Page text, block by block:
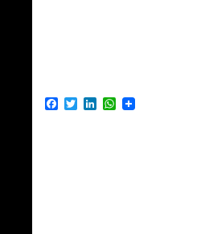
Facebook
TwitterLinkedInWhatsApp